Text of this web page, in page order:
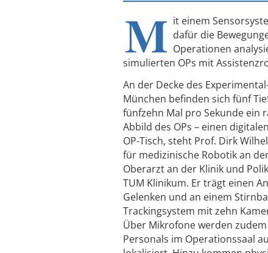
M it einem
dafür die
Operationen
simulierten OPs mit
An der Decke des
München befinden sich fünf
fünfzehn Mal pro Sekunde ein
Abbild des OPs – einen
OP-Tisch, steht Prof. Dirk
für medizinische Robotik an
Oberarzt an der Klinik und
TUM Klinikum. Er trägt einen
Gelenken und an einem
Trackingsystem mit zehn
Über Mikrofone werden
Personals im Operationssaal